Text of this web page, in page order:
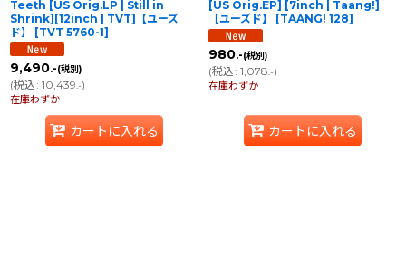
Teeth [US Orig.LP | Still in
Shrink][12inch | TVT]【ユーズ
ド】
[TVT 5760-1]
9,490.-(税別)
(税込: 10,439.-)
在庫わずか
カートに入れる
[US Orig.EP] [7inch | Taang!]
【ユーズド】
[TAANG! 128]
980.-(税別)
(税込: 1,078.-)
在庫わずか
カートに入れる